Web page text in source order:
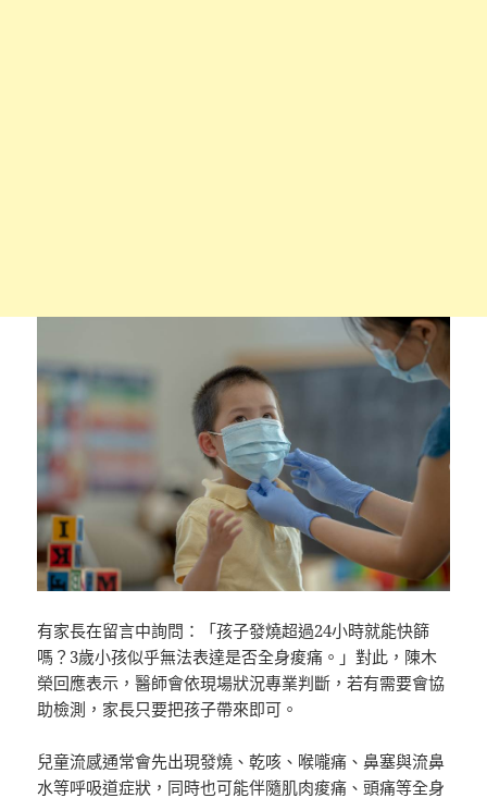
有家長在留言中詢問：「孩子發燒超過24小時就能快篩
嗎？3歲小孩似乎無法表達是否全身痠痛。」對此，陳木
榮回應表示，醫師會依現場狀況專業判斷，若有需要會協
助檢測，家長只要把孩子帶來即可。
兒童流感通常會先出現發燒、乾咳、喉嚨痛、鼻塞與流鼻
水等呼吸道症狀，同時也可能伴隨肌肉痠痛、頭痛等全身